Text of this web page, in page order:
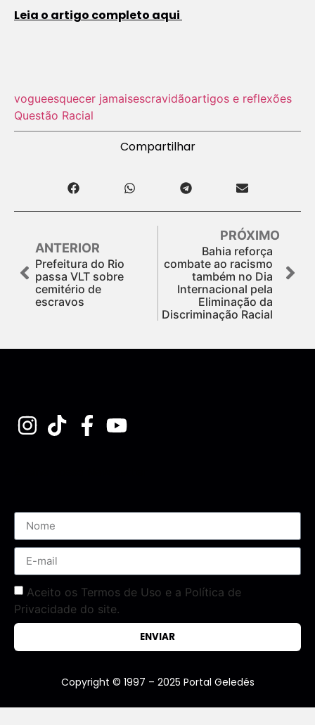
Leia o artigo completo aqui
vogueesquecer jamaisescravidãoartigos e reflexões
Questão Racial
Compartilhar
ANTERIOR
Prefeitura do Rio
passa VLT sobre
cemitério de
escravos
PRÓXIMO
Bahia reforça
combate ao racismo
também no Dia
Internacional pela
Eliminação da
Discriminação Racial
Aceito os Termos de Uso e a Política de
Privacidade do site.
ENVIAR
Copyright © 1997 – 2025 Portal Geledés